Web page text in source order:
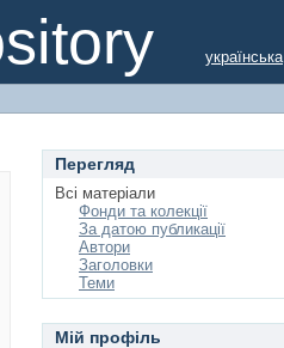
українська
Перегляд
Всі матеріали
Фонди та колекції
За датою публикації
Автори
Заголовки
Теми
Мій профіль